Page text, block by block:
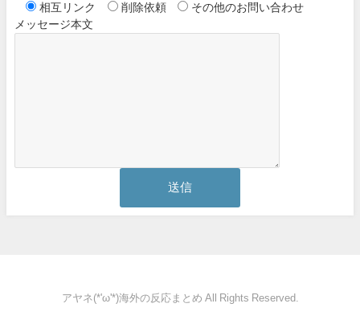
相互リンク 削除依頼
その他のお問い合わせ
メッセージ本文
アヤネ(*'ω'*)海外の反応まとめ All Rights Reserved.